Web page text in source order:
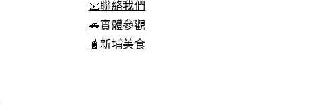
📧聯絡我們
🚗實體參觀
🧋新埔美食